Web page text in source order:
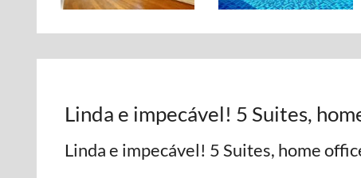
Linda e impecável! 5 Suites,
Linda e impecável! 5 Suites, home